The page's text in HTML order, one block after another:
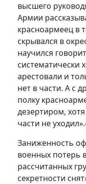
высшего
Армии
красноармеец в
скрывался в
научился
систематически
арестовали и
нет в части. А с
полку
дезертиром,
части не уходил».
Заниженность
военных потерь
рассчитанных
секретности